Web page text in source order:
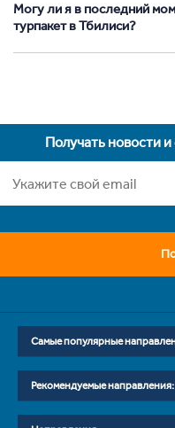
Могу ли я в последний
турпакет в Тбилиси?
Получать новости
Самые популярные
Рекомендуемые направления: